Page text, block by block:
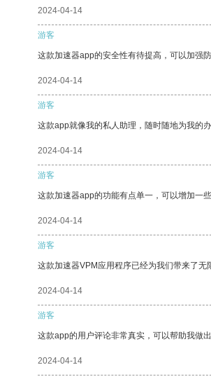
2024-04-14
游客
这款加速器app的安全性有待提高，可以加强
2024-04-14
游客
这款app就像我的私人助理，随时随地为我的办
2024-04-14
游客
这款加速器app的功能有点单一，可以增加一
2024-04-14
游客
这款加速器VPM应用程序已经为我们带来了无
2024-04-14
游客
这款app的用户评论非常真实，可以帮助我做出
2024-04-14